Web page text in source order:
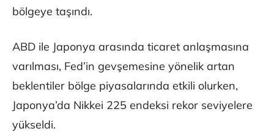
bölgeye taşındı.
ABD ile Japonya arasında ticaret anlaşmasına
varılması, Fed’in gevşemesine yönelik artan
beklentiler bölge piyasalarında etkili olurken,
Japonya’da Nikkei 225 endeksi rekor seviyelere
yükseldi.